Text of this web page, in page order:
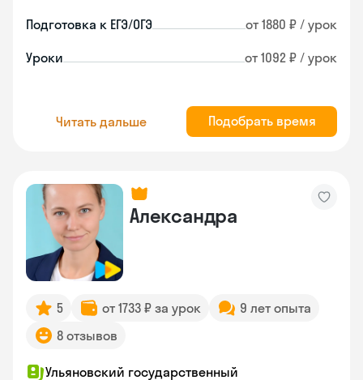
Подготовка к ЕГЭ/ОГЭ от 1880 ₽ / урок
Уроки от 1092 ₽ / урок
Читать дальше Подобрать время
Александра
5 от 1733 ₽ за урок
9 лет опыта
8 отзывов
Ульяновский государственный